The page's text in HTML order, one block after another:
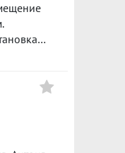
с
в
в нашей
под